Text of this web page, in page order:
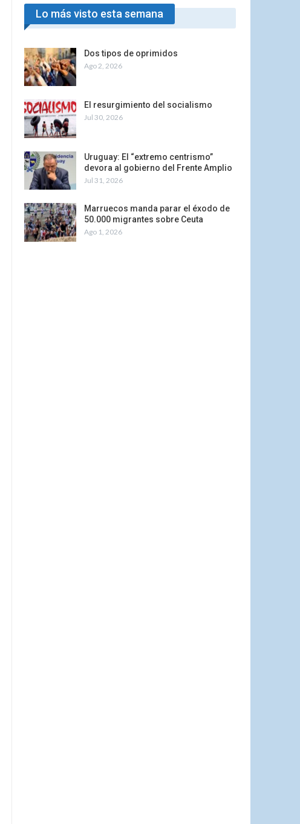
Lo más visto esta semana
Dos tipos de oprimidos
Ago 2, 2026
El resurgimiento del socialismo
Jul 30, 2026
Uruguay: El “extremo centrismo”
devora al gobierno del Frente Amplio
Jul 31, 2026
Marruecos manda parar el éxodo de
50.000 migrantes sobre Ceuta
Ago 1, 2026